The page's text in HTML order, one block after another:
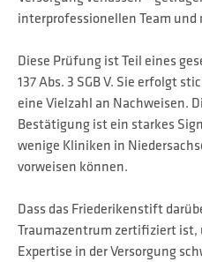
interprofessionellen Team
Diese Prüfung ist Teil eines
137 Abs. 3 SGB V. Sie erfolgt
eine Vielzahl an Nachweisen.
Bestätigung ist ein starkes
wenige Kliniken in
vorweisen können.
Dass das Friederikenstift
Traumazentrum zertifiziert
Expertise in der Versorgung